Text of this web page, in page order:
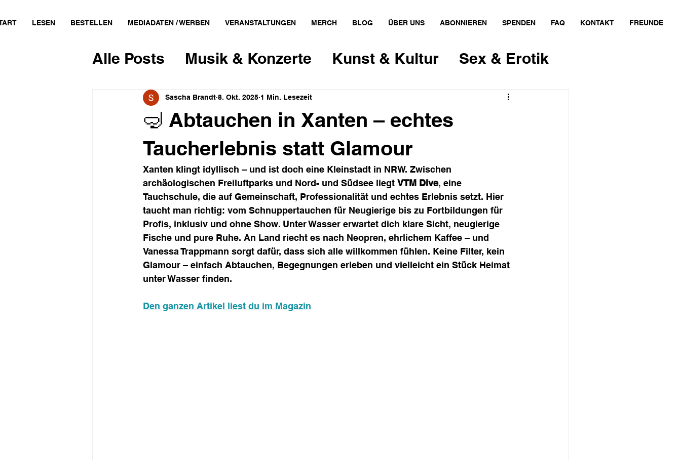
LESEN BESTELLEN MEDIADATEN / WERBEN VERANSTALTUNGEN MERCH BLOG ÜBER UNS ABONNIEREN SPENDEN FAQ KONTAKT FREUNDE
Alle Posts Musik & Konzerte Kunst & Kultur Sex & Erotik
Feminismus Gesellschaft
Literatur & Design Film & Theater
Politik
🤿 Abtauchen in Xanten – echtes
Taucherlebnis statt Glamour
Sascha Brandt 8. Okt. 2025 1 Min. Lesezeit
Xanten klingt idyllisch – und ist doch eine Kleinstadt in NRW. Zwischen
archäologischen Freiluftparks und Nord- und Südsee liegt VTM Dive, eine
Tauchschule, die auf Gemeinschaft, Professionalität und echtes Erlebnis setzt. Hier
taucht man richtig: vom Schnuppertauchen für Neugierige bis zu Fortbildungen für
Profis, inklusiv und ohne Show. Unter Wasser erwartet dich klare Sicht, neugierige
Fische und pure Ruhe. An Land riecht es nach Neopren, ehrlichem Kaffee – und
Vanessa Trappmann sorgt dafür, dass sich alle willkommen fühlen. Keine Filter, kein
Glamour – einfach Abtauchen, Begegnungen erleben und vielleicht ein Stück Heimat
unter Wasser finden.
Den ganzen Artikel liest du im Magazin